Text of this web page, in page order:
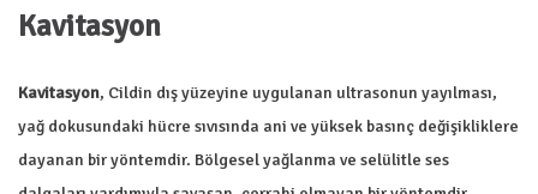
Kavitasyon
Kavitasyon, Cildin dış yüzeyine uygulanan ultrasonun yayılması,
yağ dokusundaki hücre sıvısında ani ve yüksek basınç değişikliklere
dayanan bir yöntemdir. Bölgesel yağlanma ve selülitle ses